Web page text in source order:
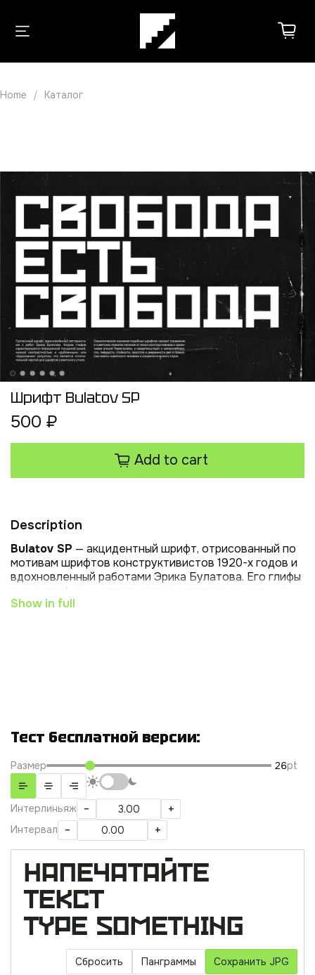
Home Каталог
Шрифт Bulatov SP
500 ₽
Add to cart
Description
Bulatov SP — акцидентный шрифт, отрисованный по
мотивам шрифтов конструктивистов 1920-х годов и
вдохновленный работами Эрика Булатова. Его глифы
очень графичны: строгие линии, пропорциональные
толщины и наклоны, выверенная сетка. Еще одна
Show in full
Тест бесплатной версии:
Размер 26pt
Интерлиньяж − +
Интервал − +
Напечатайте
текст
Type something
Сбросить Панграммы Сохранить JPG